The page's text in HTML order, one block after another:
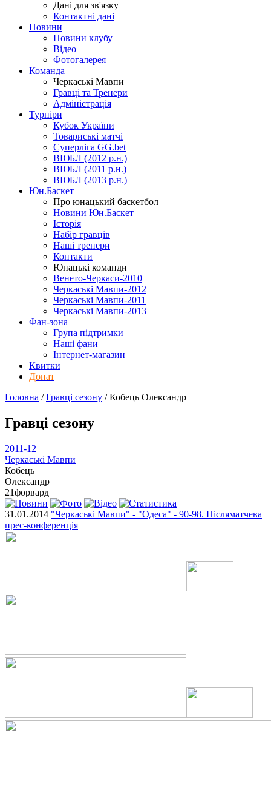
Дані для зв'язку
Контактні дані
Новини
Новини клубу
Відео
Фотогалерея
Команда
Черкаські Мавпи
Гравці та Тренери
Адміністрація
Турніри
Кубок України
Товариські матчі
Суперліга GG.bet
ВЮБЛ (2012 р.н.)
ВЮБЛ (2011 р.н.)
ВЮБЛ (2013 р.н.)
Юн.Баскет
Про юнацький баскетбол
Новини Юн.Баскет
Історія
Набір гравців
Наші тренери
Контакти
Юнацькі команди
Венето-Черкаси-2010
Черкаські Мавпи-2012
Черкаські Мавпи-2011
Черкаські Мавпи-2013
Фан-зона
Група підтримки
Наші фани
Інтернет-магазин
Квитки
Донат
Головна /Гравці сезону /Кобець Олександр
Гравці сезону
2011-12
Черкаські Мавпи
Кобець
Олександр
21форвард
31.01.2014 "Черкаські Мавпи" - "Одеса" - 90-98. Післяматчева
прес-конференція